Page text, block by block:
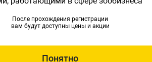
и
Скруббер короткий с
Артикул: I-905
После прохождения регистрации
вам будут доступны цены и акции
Понятно